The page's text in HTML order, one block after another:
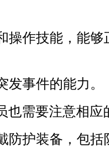
操作技能，能
发事件的能力。
也需要注意相应
防护装备，包